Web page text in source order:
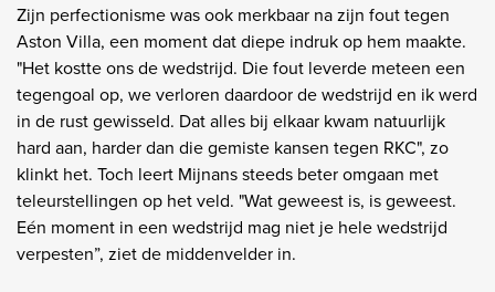
Zijn perfectionisme was ook merkbaar na zijn fout tegen
Aston Villa, een moment dat diepe indruk op hem maakte.
"Het kostte ons de wedstrijd. Die fout leverde meteen een
tegengoal op, we verloren daardoor de wedstrijd en ik werd
in de rust gewisseld. Dat alles bij elkaar kwam natuurlijk
hard aan, harder dan die gemiste kansen tegen RKC", zo
klinkt het. Toch leert Mijnans steeds beter omgaan met
teleurstellingen op het veld. "Wat geweest is, is geweest.
Eén moment in een wedstrijd mag niet je hele wedstrijd
verpesten”, ziet de middenvelder in.